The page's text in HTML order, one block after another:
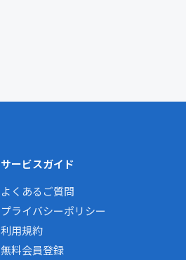
サービスガイド
よくあるご質問
プライバシーポリシー
利用規約
無料会員登録